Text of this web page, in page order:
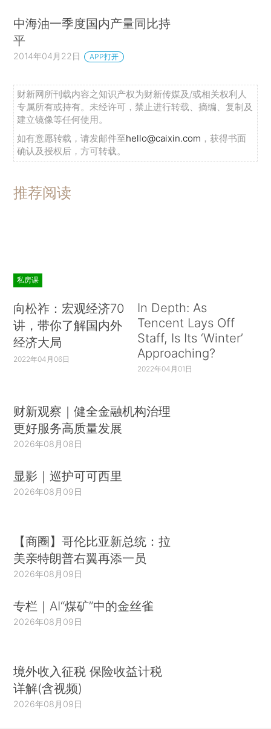
中海油一季度国内产量同比持
平
2014年04月22日 APP打开
财新网所刊载内容之知识产权为财新传媒及/或相关权利人
专属所有或持有。未经许可，禁止进行转载、摘编、复制及
建立镜像等任何使用。
如有意愿转载，请发邮件至hello@caixin.com ，获得书面
确认及授权后，方可转载。
推荐阅读
私房课
向松祚：宏观经济70
讲，带你了解国内外
经济大局
2022年04月06日
In Depth: As
Tencent Lays Off
Staff, Is Its ‘Winter’
Approaching?
2022年04月01日
财新观察｜健全金融机构治理
更好服务高质量发展
2026年08月08日
显影｜巡护可可西里
2026年08月09日
【商圈】哥伦比亚新总统：拉
美亲特朗普右翼再添一员
2026年08月09日
专栏｜AI“煤矿”中的金丝雀
2026年08月09日
境外收入征税 保险收益计税
详解(含视频)
2026年08月09日